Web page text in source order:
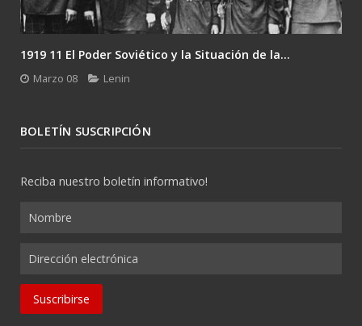
1919 11 El Poder Soviético y la Situación de la...
Marzo 08 Lenin
BOLETÍN SUSCRIPCIÓN
Reciba nuestro boletín informativo!